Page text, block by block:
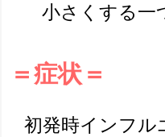
小さくする一
＝症状＝
初発時インフル